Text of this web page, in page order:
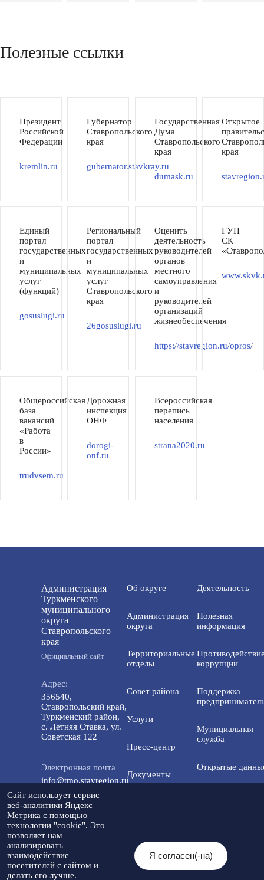
Полезные ссылки
Президент
Российской
Федерации
kremlin.ru
Губернатор
Ставропольского
края
gubernator.stavkray.ru
Государственная
Дума
Ставропольского
края
dumask.ru
Открытое
края
Единый
портал
государственных
и
муниципальных
услуг
(функций)
gosuslugi.ru
Региональный
портал
государственных
и
муниципальных
услуг
Ставропольского
края
26gosuslugi.ru
Оценить
деятельность
руководителей
органов
местного
самоуправления
и
руководителей
организаций
жизнеобеспечения
https://stavregion.ru/opros/
ГУП
СК
Общероссийская
база
вакансий
«Работа
в
России»
trudvsem.ru
Дорожная
инспекция
ОНФ
dorogi-
onf.ru
Всероссийская
перепись
населения
strana2020.ru
Администрация
Туркменского
муниципального
округа
Ставропольского
края
Официальный сайт
Адрес:
356540,
Ставропольский край,
Туркменский район,
с. Летняя Ставка, ул.
Советская 122
Электронная почта
info@tmo.stavregion.ru
Телефон доверия:
8(86565)2-05-01
Мы в социальных
сетях:
Об округе
Администрация
округа
Территориальные
отделы
Совет района
Услуги
Пресс-центр
Документы
Контакты
Деятельность
Полезная
информация
коррупции
Поддержка
Мунициальная
служба
Открытые
© 2026 Администрация Туркменского
муниципального округа
Сайт использует сервис
веб-аналитики Яндекс
Метрика с помощью
технологии "cookie". Это
позволяет нам
анализировать
взаимодействие
посетителей с сайтом и
делать его лучше.
Я согласен(-на)